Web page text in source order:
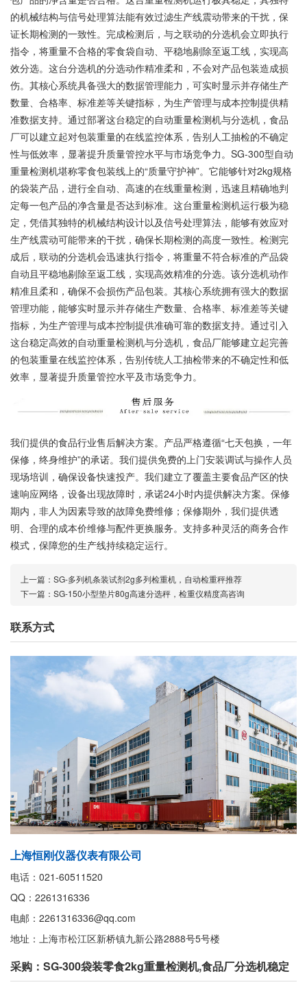
的机械结构与信号处理算法能有效过滤生产线震动带来的干扰，保
证长期检测的一致性。完成检测后，与之联动的分选机会立即执行
指令，将重量不合格的零食袋自动、平稳地剔除至返工线，实现高
效分选。这台分选机的分选动作精准柔和，不会对产品包装造成损
伤。其核心系统具备强大的数据管理能力，可实时显示并存储生产
数量、合格率、标准差等关键指标，为生产管理与成本控制提供精
准数据支持。通过部署这台稳定的自动重量检测机与分选机，食品
厂可以建立起对包装重量的在线监控体系，告别人工抽检的不确定
性与低效率，显著提升质量管控水平与市场竞争力。SG-300型自动
重量检测机堪称零食包装线上的“质量守护神”。它能够针对2kg规格
的袋装产品，进行全自动、高速的在线重量检测，迅速且精确地判
定每一包产品的净含量是否达到标准。这台重量检测机运行极为稳
定，凭借其独特的机械结构设计以及信号处理算法，能够有效应对
生产线震动可能带来的干扰，确保长期检测的高度一致性。检测完
成后，联动的分选机会迅速执行指令，将重量不符合标准的产品袋
自动且平稳地剔除至返工线，实现高效精准的分选。该分选机动作
精准且柔和，确保不会损伤产品包装。其核心系统拥有强大的数据
管理功能，能够实时显示并存储生产数量、合格率、标准差等关键
指标，为生产管理与成本控制提供准确可靠的数据支持。通过引入
这台稳定高效的自动重量检测机与分选机，食品厂能够建立起完善
的包装重量在线监控体系，告别传统人工抽检带来的不确定性和低
效率，显著提升质量管控水平及市场竞争力。
我们提供的食品行业售后解决方案。产品严格遵循“七天包换，一年
保修，终身维护”的承诺。我们提供免费的上门安装调试与操作人员
现场培训，确保设备快速投产。我们建立了覆盖主要食品产区的快
速响应网络，设备出现故障时，承诺24小时内提供解决方案。保修
期内，非人为因素导致的故障免费维修；保修期外，我们提供透
明、合理的成本价维修与配件更换服务。支持多种灵活的商务合作
模式，保障您的生产线持续稳定运行。
上一篇： SG-多列机条装试剂2g多列检重机，自动检重秤推荐
下一篇： SG-150小型垫片80g高速分选秤，检重仪精度高咨询
联系方式
上海恒刚仪器仪表有限公司
电话：021-60511520
QQ：2261316336
电邮：2261316336@qq.com
地址：上海市松江区新桥镇九新公路2888号5号楼
采购：SG-300袋装零食2kg重量检测机,食品厂分选机稳定